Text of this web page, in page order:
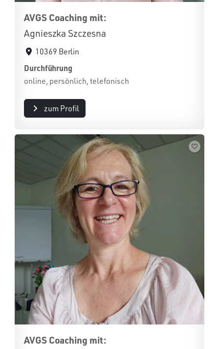
AVGS Coaching mit:
Agnieszka Szczesna
10369 Berlin
Durchführung
online, persönlich, telefonisch
zum Profil
AVGS Coaching mit: